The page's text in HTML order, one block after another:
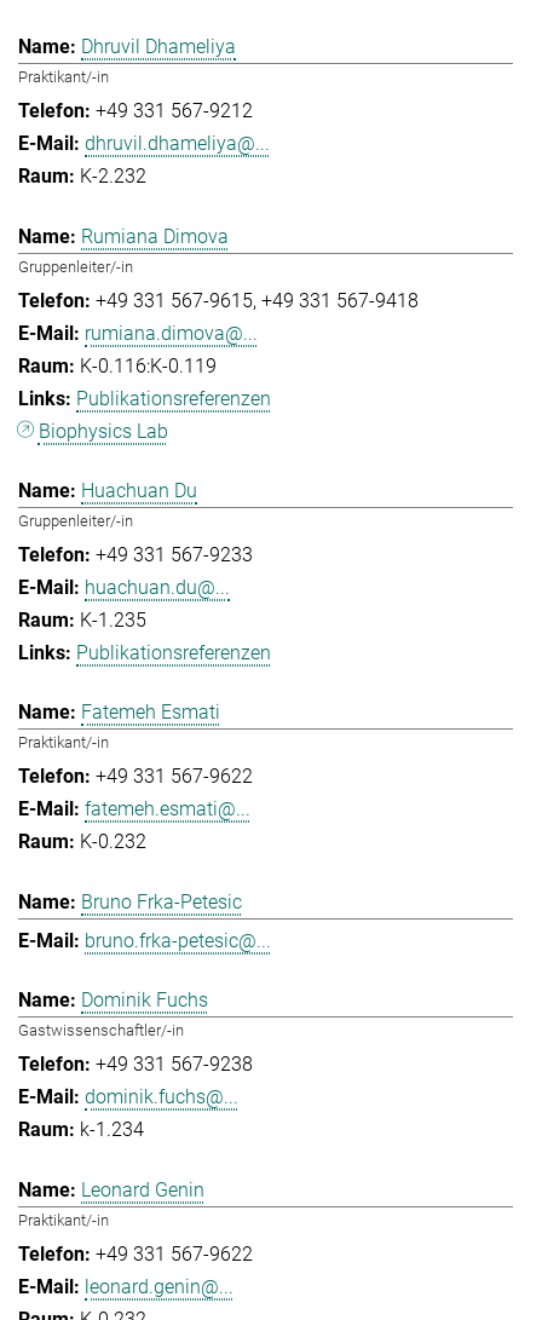
Dhruvil Dhameliya
Praktikant/-in
+49 331 567-9212
dhruvil.dhameliya@...
K-2.232
Rumiana Dimova
Gruppenleiter/-in
+49 331 567-9615 +49 331 567-9418
rumiana.dimova@...
K-0.116:K-0.119
Publikationsreferenzen
Biophysics Lab
Huachuan Du
Gruppenleiter/-in
+49 331 567-9233
huachuan.du@...
K-1.235
Publikationsreferenzen
Fatemeh Esmati
Praktikant/-in
+49 331 567-9622
fatemeh.esmati@...
K-0.232
Bruno Frka-Petesic
bruno.frka-petesic@...
Dominik Fuchs
Gastwissenschaftler/-in
+49 331 567-9238
dominik.fuchs@...
k-1.234
Leonard Genin
Praktikant/-in
+49 331 567-9622
leonard.genin@...